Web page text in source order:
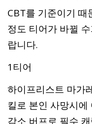
CBT를 기준이기 때
정도 티어가 바뀔
랍니다.
1티어
하이프리스트 마가
킬로 본인 사망시
감소 버프로 필수